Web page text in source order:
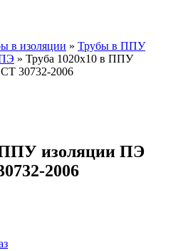
в изоляции » Трубы в ППУ
» Труба 1020х10 в ППУ
30732-2006
ППУ изоляции ПЭ
2006